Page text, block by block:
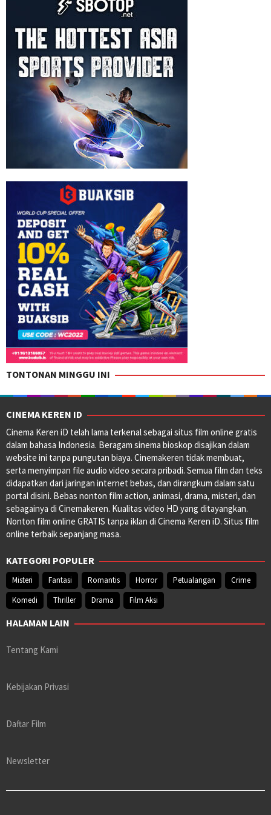
TONTONAN MINGGU INI
CINEMA KEREN ID
Cinema Keren iD telah lama terkenal sebagai situs film online gratis
dalam bahasa Indonesia. Beragam sinema bioskop disajikan dalam
website ini tanpa pungutan biaya. Cinemakeren tidak membuat,
serta menyimpan file audio video secara pribadi. Semua film dan teks
didapatkan dari jaringan internet bebas, dan dirangkum dalam satu
portal disini. Bebas nonton film action, animasi, drama, misteri, dan
sebagainya di Cinemakeren. Kualitas video HD yang ditayangkan.
Nonton film online GRATIS tanpa iklan di Cinema Keren iD. Situs film
online terbaik sepanjang masa.
KATEGORI POPULER
Misteri Fantasi Romantis Horror Petualangan
Crime
Komedi
Thriller Drama Film Aksi
HALAMAN LAIN
Tentang Kami
Kebijakan Privasi
Daftar Film
Newsletter